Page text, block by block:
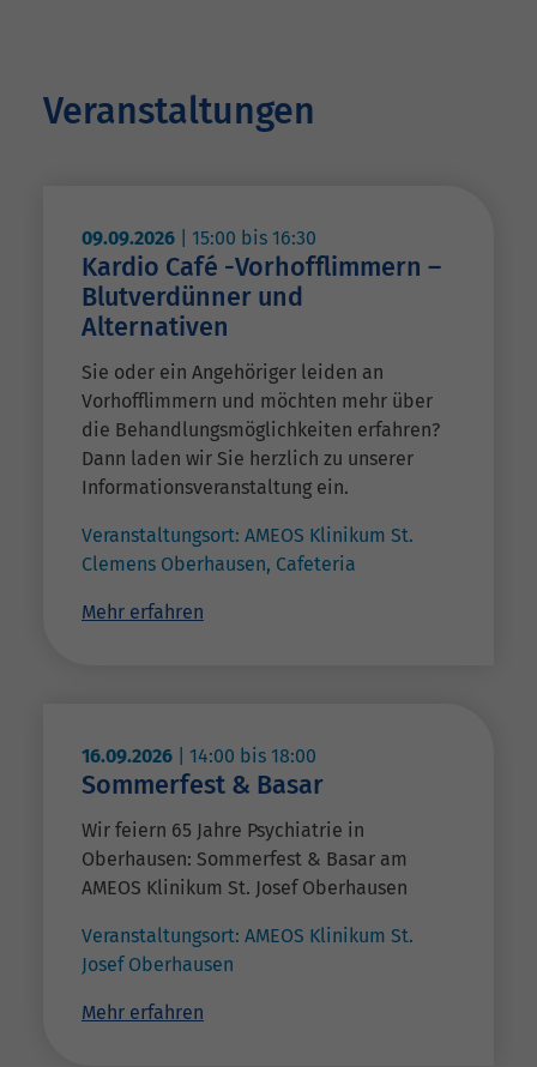
Veranstaltungen
09.09.2026 15:00 bis 16:30
Kardio Café -Vorhofflimmern –
Blutverdünner und
Alternativen
Sie oder ein Angehöriger leiden an
Vorhofflimmern und möchten mehr über
die Behandlungsmöglichkeiten erfahren?
Dann laden wir Sie herzlich zu unserer
Informationsveranstaltung ein.
Veranstaltungsort: AMEOS Klinikum St.
Clemens Oberhausen, Cafeteria
Mehr erfahren
16.09.2026 14:00 bis 18:00
Sommerfest & Basar
Wir feiern 65 Jahre Psychiatrie in
Oberhausen: Sommerfest & Basar am
AMEOS Klinikum St. Josef Oberhausen
Veranstaltungsort: AMEOS Klinikum St.
Josef Oberhausen
Mehr erfahren